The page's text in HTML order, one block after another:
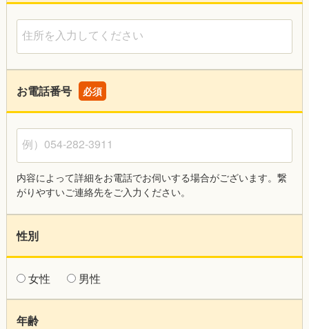
住所を入力してください
お電話番号 必須
例）054-282-3911
内容によって詳細をお電話でお伺いする場合がございます。繋
がりやすいご連絡先をご入力ください。
性別
女性 男性
年齢